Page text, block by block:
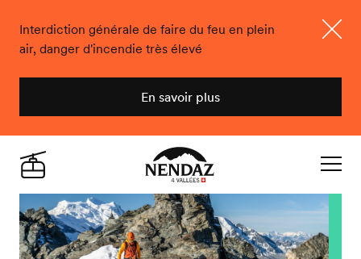
Interdiction générale de faire du feu en plein
air, danger d'incendie très élevé
En savoir plus
Nendaz
Live